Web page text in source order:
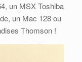
un MSX Toshiba
un Mac 128 ou
Thomson !